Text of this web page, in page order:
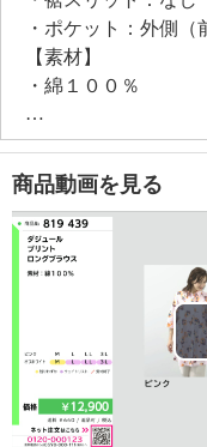
・ポケット：外側（
【素材】
・綿１００％
【メンテナンス（絵
・手洗い：可
・漂白処理：塩素系
・タンブル乾燥：不可
・自然乾燥：日陰の
・アイロン仕上げ：
・ドライクリーニン
・ウエットクリーニ
【メンテナンス（ケ
＜ピンク、オフホワ
色移り注意
＜ピンク、オフホワ
商品動画を見る